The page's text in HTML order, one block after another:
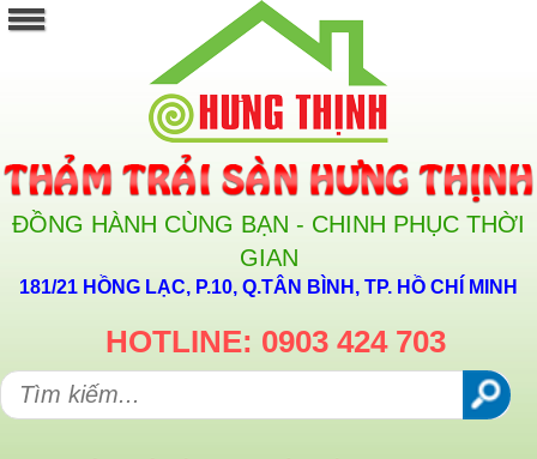
ĐỒNG HÀNH CÙNG BẠN - CHINH PHỤC THỜI
GIAN
181/21 HỒNG LẠC, P.10, Q.TÂN BÌNH, TP. HỒ CHÍ MINH
HOTLINE: 0903 424 703